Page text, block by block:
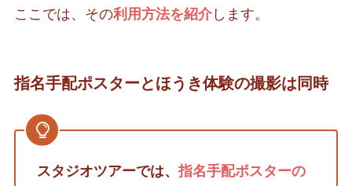
ここでは、その利用方法を紹介します。
指名手配ポスターとほうき体験の撮影は同時
スタジオツアーでは、 指名手配ポスターの